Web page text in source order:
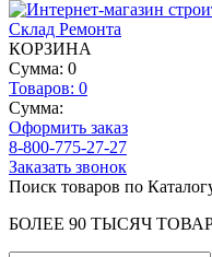
КОРЗИНА
Сумма: 0
Товаров: 0
Сумма:
Оформить заказ
8-800-775-27-27
Заказать звонок
Поиск товаров по
БОЛЕЕ 90 ТЫСЯЧ